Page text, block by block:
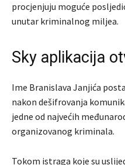
procjenjuju moguće
unutar kriminalnog miljea.
Sky aplikacija
Ime Branislava Janjića
nakon dešifrovanja
jedne od najvećih
organizovanog kriminala.
Tokom istraga koje su